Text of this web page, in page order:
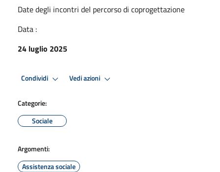
Date degli incontri del percorso di coprogettazione
Data :
24 luglio 2025
Condividi Vedi azioni
Categorie:
Sociale
Argomenti:
Assistenza sociale